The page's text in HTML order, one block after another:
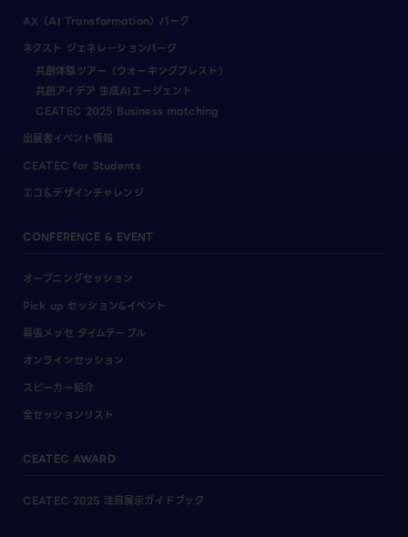
AX（AI Transformation）パーク
ネクスト ジェネレーションパーク
共創体験ツアー（ウォーキングブレスト）
共創アイデア 生成AIエージェント
CEATEC 2025 Business matching
出展者イベント情報
CEATEC for Students
エコ＆デザインチャレンジ
CONFERENCE & EVENT
オープニングセッション
Pick up セッション&イベント
幕張メッセ タイムテーブル
オンラインセッション
スピーカー紹介
全セッションリスト
CEATEC AWARD
CEATEC 2025 注目展示ガイドブック